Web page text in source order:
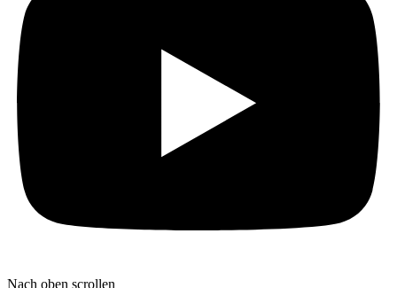
Nach oben scrollen